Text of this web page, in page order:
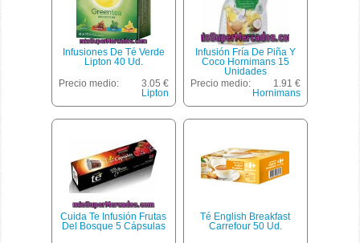
Infusiones De Té Verde
Lipton 40 Ud.
Precio medio:
3.05 €
Lipton
Infusión Fría De Piña Y
Coco Hornimans 15
Unidades
Precio medio:
1.91 €
Hornimans
Cuida Te Infusión Frutas
Del Bosque 5 Cápsulas
Té English Breakfast
Carrefour 50 Ud.